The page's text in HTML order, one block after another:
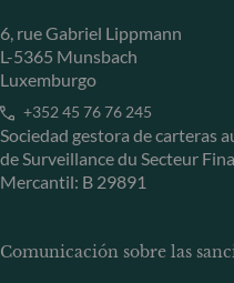
6, rue Gabriel Lippmann
L-5365 Munsbach
Luxemburgo
+352 45 76 76 245
Sociedad gestora de carteras
de Surveillance du Secteur
Mercantil: B 29891
Comunicación sobre las